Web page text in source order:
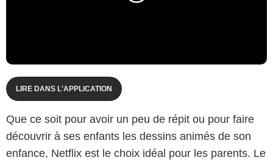
LIRE DANS L'APPLICATION
Que ce soit pour avoir un peu de répit ou pour faire
découvrir à ses enfants les dessins animés de son
enfance, Netflix est le choix idéal pour les parents. Le